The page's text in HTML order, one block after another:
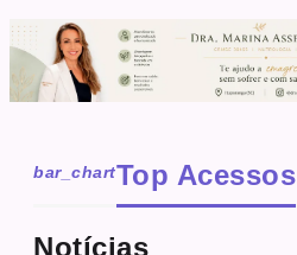
bar_chartTop Acessos
Notícias